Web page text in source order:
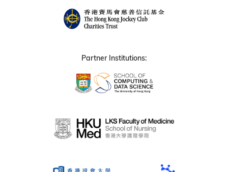
Partner Institutions: